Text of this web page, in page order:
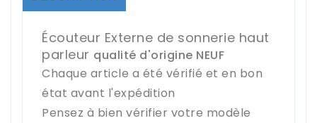
Écouteur Externe de sonnerie haut
parleur qualité d'origine NEUF
Chaque article a été vérifié et en bon
état avant l'expédition
Pensez à bien vérifier votre modèle